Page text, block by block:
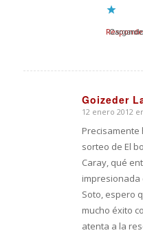
Goizeder
Dice:
12 enero 2012
Precisamente
sorteo de El
Caray, qué
impresionada
Soto, espero
mucho éxito
atenta a la